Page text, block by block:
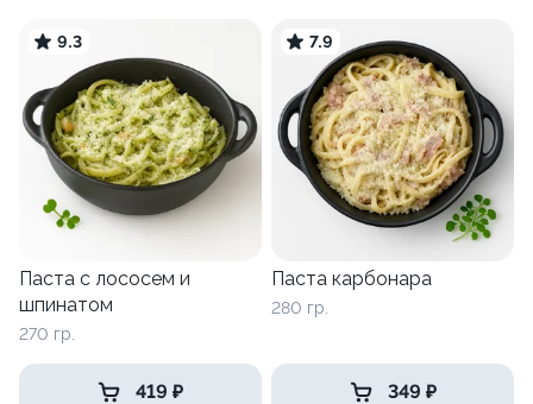
9.3
Паста с лососем и
шпинатом
270 гр.
419 ₽
7.9
Паста карбонара
280 гр.
349 ₽